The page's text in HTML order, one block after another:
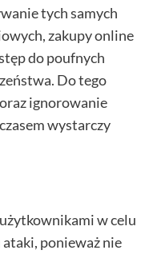
tych samych
zakupy online
do poufnych
Do tego
ignorowanie
wystarczy
w celu
ponieważ nie